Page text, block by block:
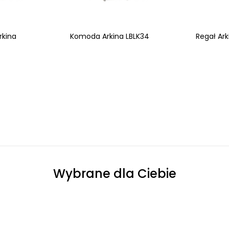
Komoda Arkina LBLK34 Regał
Wybrane dla Ciebie